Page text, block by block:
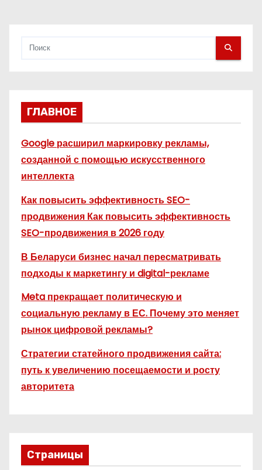
ГЛАВНОЕ
Google расширил маркировку рекламы,
созданной с помощью искусственного
интеллекта
Как повысить эффективность SEO-
продвижения Как повысить эффективность
SEO-продвижения в 2026 году
В Беларуси бизнес начал пересматривать
подходы к маркетингу и digital-рекламе
Meta прекращает политическую и
социальную рекламу в ЕС. Почему это меняет
рынок цифровой рекламы?
Стратегии статейного продвижения сайта:
путь к увеличению посещаемости и росту
авторитета
Страницы